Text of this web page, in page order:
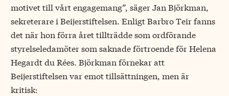
motivet till vårt engagemang”, säger Jan Björkman,
sekreterare i Beijerstiftelsen. Enligt Barbro Teir fanns
det när hon förra året tillträdde som ordförande
styrelseledamöter som saknade förtroende för Helena
Hegardt du Rées. Björkman förnekar att
Beijerstiftelsen var emot tillsättningen, men är
kritisk: